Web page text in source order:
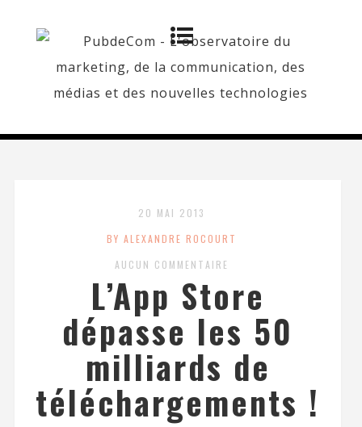
20 MAI 2013
BY ALEXANDRE ROCOURT
AUCUN COMMENTAIRE
L’App Store
dépasse les 50
milliards de
téléchargements !